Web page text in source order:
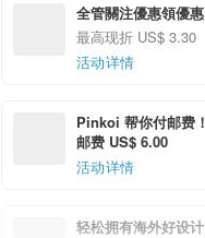
全管關注優惠領優惠
最高现折 US$ 3.30
活动详情
Pinkoi 帮你付邮费
邮费 US$ 6.00
活动详情
轻松拥有海外好设计